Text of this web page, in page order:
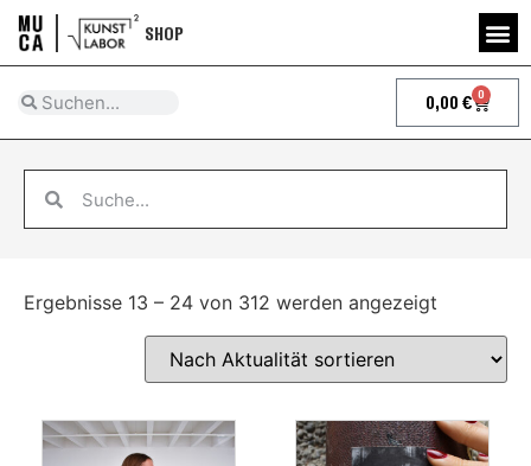
SHOP
0,00 € 0
Ergebnisse 13 – 24 von 312 werden angezeigt